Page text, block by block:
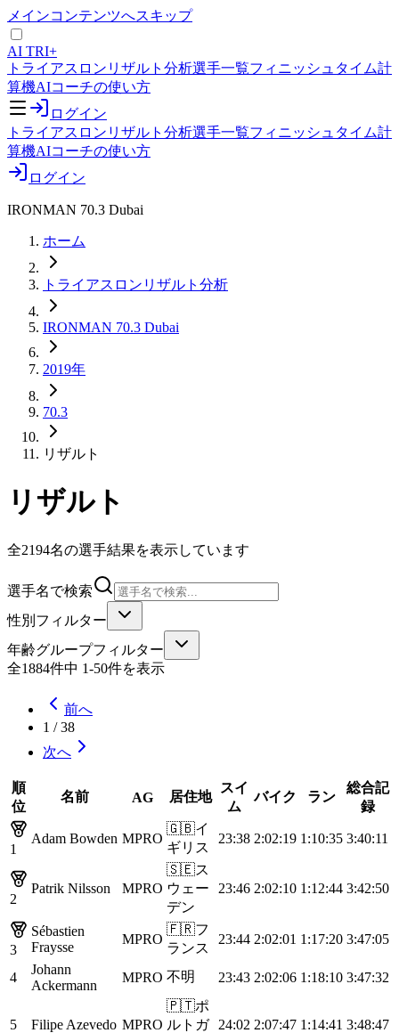
メインコンテンツへスキップ
AI TRI+
トライアスロンリザルト分析選手一覧フィニッシュタイム計
算機AIコーチの使い方
ログイン
トライアスロンリザルト分析選手一覧フィニッシュタイム計
算機AIコーチの使い方
ログイン
IRONMAN 70.3 Dubai
ホーム
トライアスロンリザルト分析
IRONMAN 70.3 Dubai
2019年
70.3
リザルト
リザルト
全2194名の選手結果を表示しています
選手名で検索
性別フィルター
年齢グループフィルター
全1884件中 1-50件を表示
前へ
1 /38
次へ
順
位
名前 AG 居住地
スイ
ム
バイク ラン
総合記
録
1
Adam Bowden MPRO
🇬🇧イ
ギリス
23:38 2:02:19 1:10:35 3:40:11
2
Patrik Nilsson MPRO
🇸🇪ス
ウェー
デン
23:46 2:02:10 1:12:44 3:42:50
3
Sébastien
Fraysse
MPRO
🇫🇷フ
ランス
23:44 2:02:01 1:17:20 3:47:05
4
Johann
Ackermann
MPRO 不明 23:43 2:02:06 1:18:10 3:47:32
5 Filipe Azevedo MPRO
🇵🇹ポ
ルトガ
24:02 2:07:47 1:14:41 3:48:47